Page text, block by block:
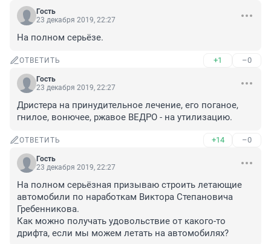
Гость
23 декабря 2019, 22:27
На полном серьёзе.
ОТВЕТИТЬ +1 –0
Гость
23 декабря 2019, 22:27
Дристера на принудительное лечение, его поганое,
гнилое, вонючее, ржавое ВЕДРО - на утилизацию.
ОТВЕТИТЬ +14 –0
Гость
23 декабря 2019, 22:27
На полном серьёзная призываю строить летающие
автомобили по наработкам Виктора Степановича
Гребенникова.
Как можно получать удовольствие от какого-то
дрифта, если мы можем летать на автомобилях?